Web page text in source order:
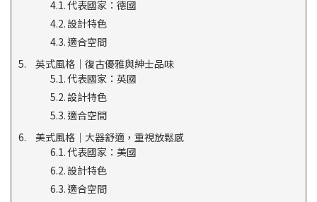
代表國家：德國
設計特色
適合空間
英式風格｜復古優雅與紳士品味
代表國家：英國
設計特色
適合空間
美式風格｜大器舒適，重視放鬆感
代表國家：美國
設計特色
適合空間